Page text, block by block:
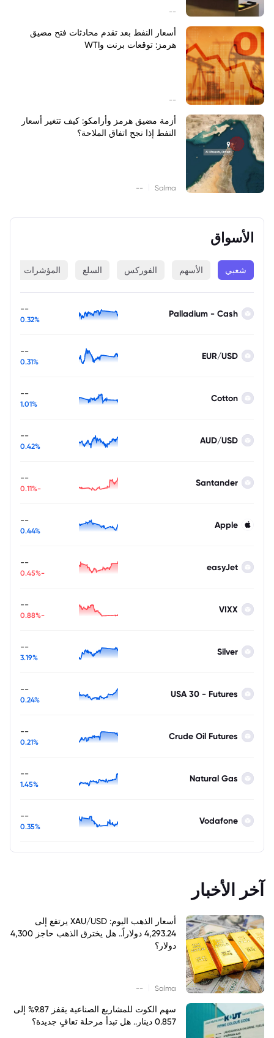
--
أسعار النفط بعد تقدم محادثات فتح مضيق
هرمز: توقعات برنت وWTI
--
أزمة مضيق هرمز وأرامكو: كيف تتغير أسعار
النفط إذا نجح اتفاق الملاحة؟
Salma
--
الأسواق
شعبي الأسهم الفوركس السلع المؤشرات
Palladium - Cash
--
0.32%
EUR/USD
--
0.31%
Cotton
--
1.01%
AUD/USD
--
0.42%
Santander
--
-0.11%
Apple
--
0.44%
easyJet
--
-0.45%
VIXX
--
-0.88%
Silver
--
3.19%
USA 30 - Futures
--
0.24%
Crude Oil Futures
--
0.21%
Natural Gas
--
1.45%
Vodafone
--
0.35%
آخر الأخبار
أسعار الذهب اليوم: XAU/USD يرتفع إلى
4,293.24 دولاراً.. هل يخترق الذهب حاجز 4,300
دولار؟
Salma
--
سهم الكوت للمشاريع الصناعية يقفز 9.87% إلى
0.857 دينار.. هل تبدأ مرحلة تعافٍ جديدة؟